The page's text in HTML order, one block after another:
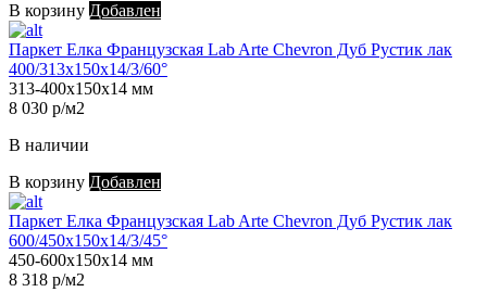
В корзину Добавлен
Паркет Елка Французская Lab Arte Chevron Дуб Рустик лак
400/313х150х14/3/60°
313-400х150х14 мм
8 030 р/м2
В наличии
В корзину Добавлен
Паркет Елка Французская Lab Arte Chevron Дуб Рустик лак
600/450х150х14/3/45°
450-600х150х14 мм
8 318 р/м2